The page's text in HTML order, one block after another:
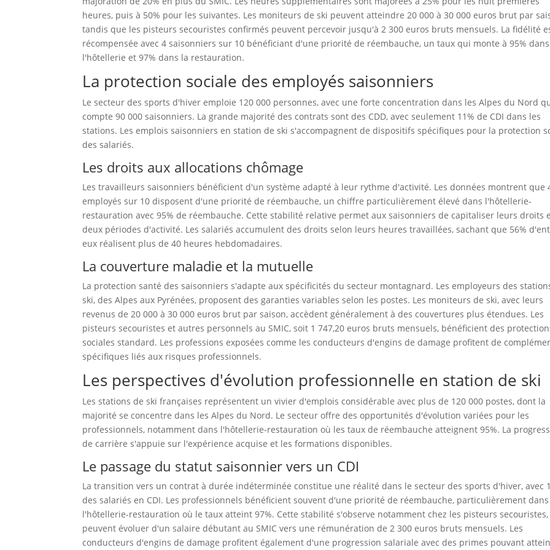
heures, puis à 50% pour les suivantes. Les moniteurs de ski peuvent atteindre 20 000 à 30 000 euros brut par
tandis que les pisteurs secouristes confirmés peuvent percevoir jusqu'à 2 300 euros bruts mensuels. La fidélité
récompensée avec 4 saisonniers sur 10 bénéficiant d'une priorité de réembauche, un taux qui monte à 95% dans
l'hôtellerie et 97% dans la restauration.
La protection sociale des employés saisonniers
Le secteur des sports d'hiver emploie 120 000 personnes, avec une forte concentration dans les Alpes du Nord
compte 90 000 saisonniers. La grande majorité des contrats sont des CDD, avec seulement 11% de CDI dans les
stations. Les emplois saisonniers en station de ski s'accompagnent de dispositifs spécifiques pour la protection
des salariés.
Les droits aux allocations chômage
Les travailleurs saisonniers bénéficient d'un système adapté à leur rythme d'activité. Les données montrent que
employés sur 10 disposent d'une priorité de réembauche, un chiffre particulièrement élevé dans l'hôtellerie-
restauration avec 95% de réembauche. Cette stabilité relative permet aux saisonniers de capitaliser leurs droits
deux périodes d'activité. Les salariés accumulent des droits selon leurs heures travaillées, sachant que 56%
eux réalisent plus de 40 heures hebdomadaires.
La couverture maladie et la mutuelle
La protection santé des saisonniers s'adapte aux spécificités du secteur montagnard. Les employeurs des
ski, des Alpes aux Pyrénées, proposent des garanties variables selon les postes. Les moniteurs de ski, avec leurs
revenus de 20 000 à 30 000 euros brut par saison, accèdent généralement à des couvertures plus étendues. Les
pisteurs secouristes et autres personnels au SMIC, soit 1 747,20 euros bruts mensuels, bénéficient des
sociales standard. Les professions exposées comme les conducteurs d'engins de damage profitent de
spécifiques liés aux risques professionnels.
Les perspectives d'évolution professionnelle en station de ski
Les stations de ski françaises représentent un vivier d'emplois considérable avec plus de 120 000 postes, dont la
majorité se concentre dans les Alpes du Nord. Le secteur offre des opportunités d'évolution variées pour les
professionnels, notamment dans l'hôtellerie-restauration où les taux de réembauche atteignent 95%. La
de carrière s'appuie sur l'expérience acquise et les formations disponibles.
Le passage du statut saisonnier vers un CDI
La transition vers un contrat à durée indéterminée constitue une réalité dans le secteur des sports d'hiver, avec
des salariés en CDI. Les professionnels bénéficient souvent d'une priorité de réembauche, particulièrement dans
l'hôtellerie-restauration où le taux atteint 97%. Cette stabilité s'observe notamment chez les pisteurs
peuvent évoluer d'un salaire débutant au SMIC vers une rémunération de 2 300 euros bruts mensuels. Les
conducteurs d'engins de damage profitent également d'une progression salariale avec des primes pouvant